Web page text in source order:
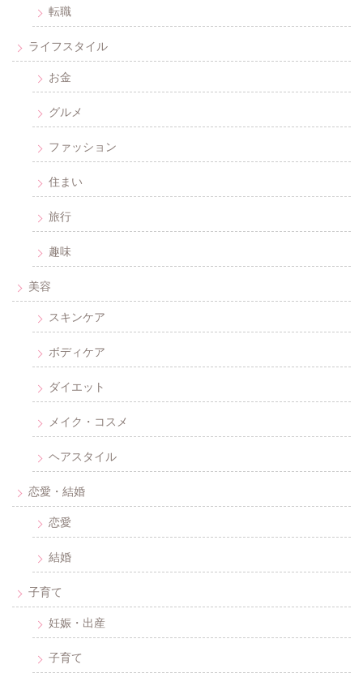
転職
ライフスタイル
お金
グルメ
ファッション
住まい
旅行
趣味
美容
スキンケア
ボディケア
ダイエット
メイク・コスメ
ヘアスタイル
恋愛・結婚
恋愛
結婚
子育て
妊娠・出産
子育て